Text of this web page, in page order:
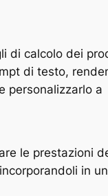
di calcolo dei
di testo,
personalizzarlo a
le prestazioni
in